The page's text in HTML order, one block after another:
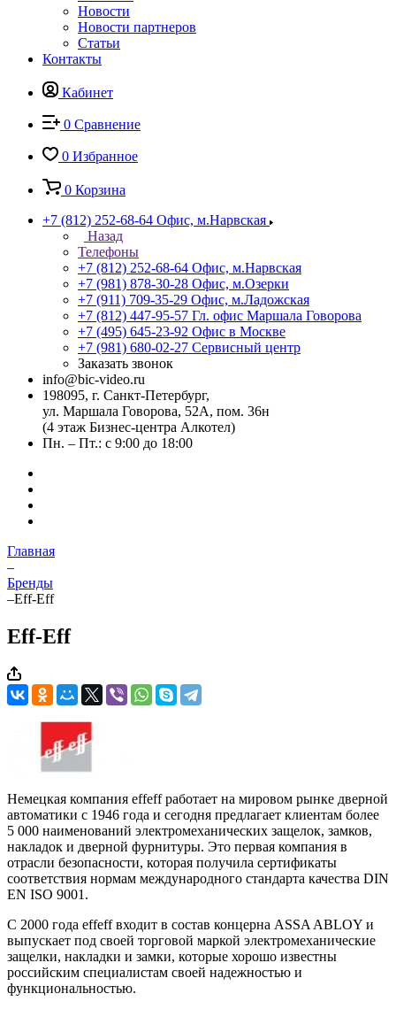
Новости
Новости партнеров
Статьи
Контакты
Кабинет
0 Сравнение
0 Избранное
0 Корзина
+7 (812) 252-68-64 Офис, м.Нарвская
Назад
Телефоны
+7 (812) 252-68-64 Офис, м.Нарвская
+7 (981) 878-30-28 Офис, м.Озерки
+7 (911) 709-35-29 Офис, м.Ладожская
+7 (812) 447-95-57 Гл. офис Маршала Говорова
+7 (495) 645-23-92 Офис в Москве
+7 (981) 680-02-27 Сервисный центр
Заказать звонок
info@bic-video.ru
198095, г. Санкт-Петербург,
ул. Маршала Говорова, 52А, пом. 36н
(4 этаж Бизнес-центра Алкотел)
Пн. – Пт.: с 9:00 до 18:00
Главная
–
Бренды
–Eff-Eff
Eff-Eff
Немецкая компания effeff работает на мировом рынке дверной
автоматики с 1946 года и сегодня предлагает клиентам более
5 000 наименований электромеханических защелок, замков,
накладок и дверной фурнитуры. Это первая компания в
отрасли безопасности, которая получила сертификаты
соответствия нормам международного стандарта качества DIN
EN ISO 9001.
С 2000 года effeff входит в состав концерна ASSA ABLOY и
выпускает под своей торговой маркой электромеханические
защелки, накладки и замки, которые хорошо известны
российским специалистам своей надежностью и
функциональностью.